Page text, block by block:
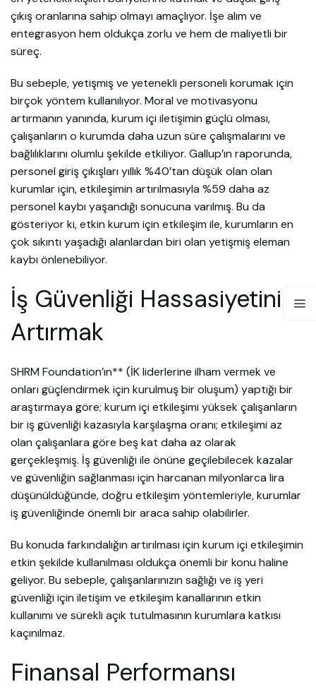
çıkış oranlarına sahip olmayı amaçlıyor. İşe alım ve
entegrasyon hem oldukça zorlu ve hem de maliyetli bir
süreç.
Bu sebeple, yetişmiş ve yetenekli personeli korumak için
birçok yöntem kullanılıyor. Moral ve motivasyonu
artırmanın yanında, kurum içi iletişimin güçlü olması,
çalışanların o kurumda daha uzun süre çalışmalarını ve
bağlılıklarını olumlu şekilde etkiliyor. Gallup’ın raporunda,
personel giriş çıkışları yıllık %40’tan düşük olan olan
kurumlar için, etkileşimin artırılmasıyla %59 daha az
personel kaybı yaşandığı sonucuna varılmış. Bu da
gösteriyor ki, etkin kurum için etkileşim ile, kurumların en
çok sıkıntı yaşadığı alanlardan biri olan yetişmiş eleman
kaybı önlenebiliyor.
İş Güvenliği Hassasiyetini
Artırmak
SHRM Foundation’ın** (İK liderlerine ilham vermek ve
onları güçlendirmek için kurulmuş bir oluşum) yaptığı bir
araştırmaya göre; kurum içi etkileşimi yüksek çalışanların
bir iş güvenliği kazasıyla karşılaşma oranı; etkileşimi az
olan çalışanlara göre beş kat daha az olarak
gerçekleşmiş. İş güvenliği ile önüne geçilebilecek kazalar
ve güvenliğin sağlanması için harcanan milyonlarca lira
düşünüldüğünde, doğru etkileşim yöntemleriyle, kurumlar
iş güvenliğinde önemli bir araca sahip olabilirler.
Bu konuda farkındalığın artırılması için kurum içi etkileşimin
etkin şekilde kullanılması oldukça önemli bir konu haline
geliyor. Bu sebeple, çalışanlarınızın sağlığı ve iş yeri
güvenliği için iletişim ve etkileşim kanallarının etkin
kullanımı ve sürekli açık tutulmasının kurumlara katkısı
kaçınılmaz.
Finansal Performansı